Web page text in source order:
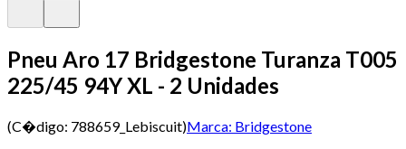
Pneu Aro 17 Bridgestone Turanza T005
225/45 94Y XL - 2 Unidades
(C�digo: 788659_Lebiscuit)Marca: Bridgestone